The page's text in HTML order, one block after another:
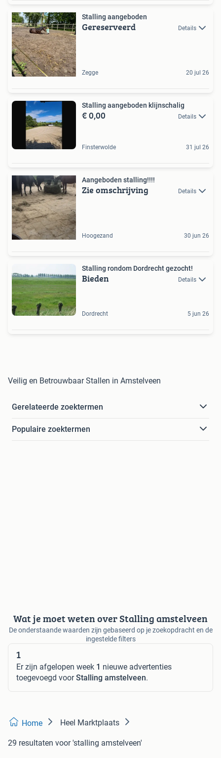
Stalling aangeboden
Gereserveerd Details
Zegge 20 jul 26
Stalling aangeboden klijnschalig
€ 0,00 Details
Finsterwolde 31 jul 26
Aangeboden stalling!!!!
Zie omschrijving Details
Hoogezand 30 jun 26
Stalling rondom Dordrecht gezocht!
Bieden Details
Dordrecht 5 jun 26
Veilig en Betrouwbaar Stallen in Amstelveen
Gerelateerde zoektermen
Populaire zoektermen
Wat je moet weten over Stalling amstelveen
De onderstaande waarden zijn gebaseerd op je zoekopdracht en de
ingestelde filters
1
Er zijn afgelopen week 1 nieuwe advertenties
toegevoegd voorStalling amstelveen.
Home Heel Marktplaats
29 resultaten voor 'stalling amstelveen'